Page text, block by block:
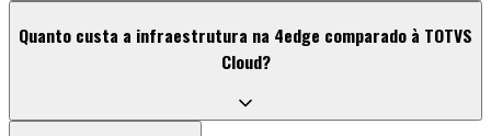
Quanto custa a infraestrutura na 4edge comparado à TOTVS
Cloud?